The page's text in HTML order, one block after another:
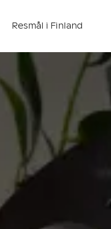
Resmål i Finland